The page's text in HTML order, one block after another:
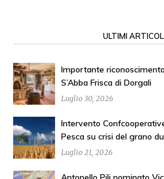
ULTIMI
Importante
S’Abba Frisca di Dorgali
Luglio 30, 2026
Intervento
Pesca su crisi del grano
Luglio 21, 2026